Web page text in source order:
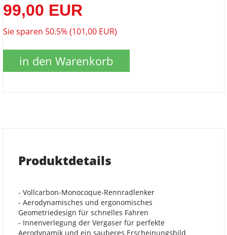
99,00 EUR
Sie sparen 50.5% (101,00 EUR)
in den Warenkorb
Produktdetails
- Vollcarbon-Monocoque-Rennradlenker
- Aerodynamisches und ergonomisches
Geometriedesign für schnelles Fahren
- Innenverlegung der Vergaser für perfekte
Aerodynamik und ein sauberes Erscheinungsbild